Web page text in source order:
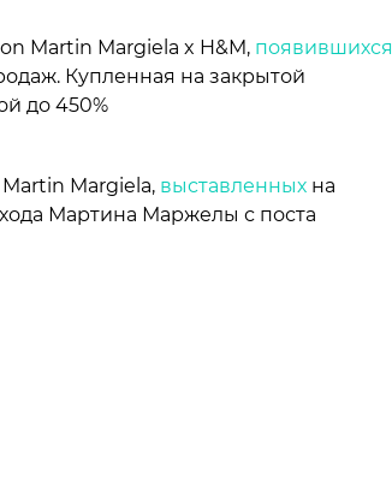
Martin Margiela x H&M, появившихся
Купленная на закрытой
до 450%
Margiela, выставленных на
Мартина Маржелы с поста